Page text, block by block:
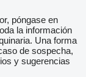
póngase en
la información
Una forma
de sospecha,
y sugerencias